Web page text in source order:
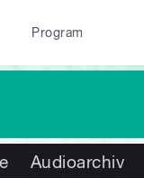
Program
Audioarchiv